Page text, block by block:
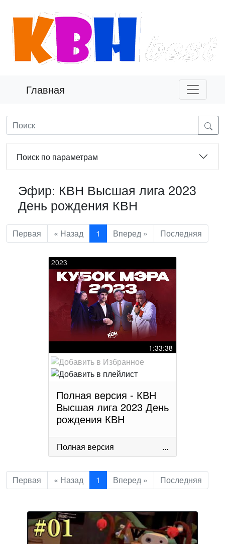
Главная
Поиск по параметрам
Эфир: КВН Высшая лига 2023
День рождения КВН
Первая « Назад 1 Вперед » Последняя
2023
1:33:38
Полная версия - КВН
Высшая лига 2023 День
рождения КВН
Полная версия ...
Первая « Назад 1 Вперед » Последняя